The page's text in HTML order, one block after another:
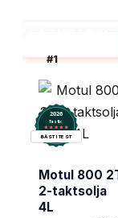
#1
2026
Testix.
BÄST I TEST
Motul 800
2-taktsolja
4L